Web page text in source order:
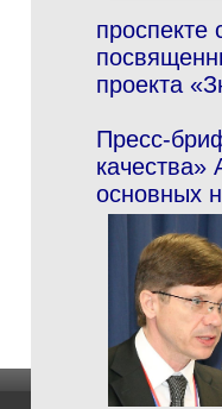
проспекте
проекта
Пресс-
качества»
основных